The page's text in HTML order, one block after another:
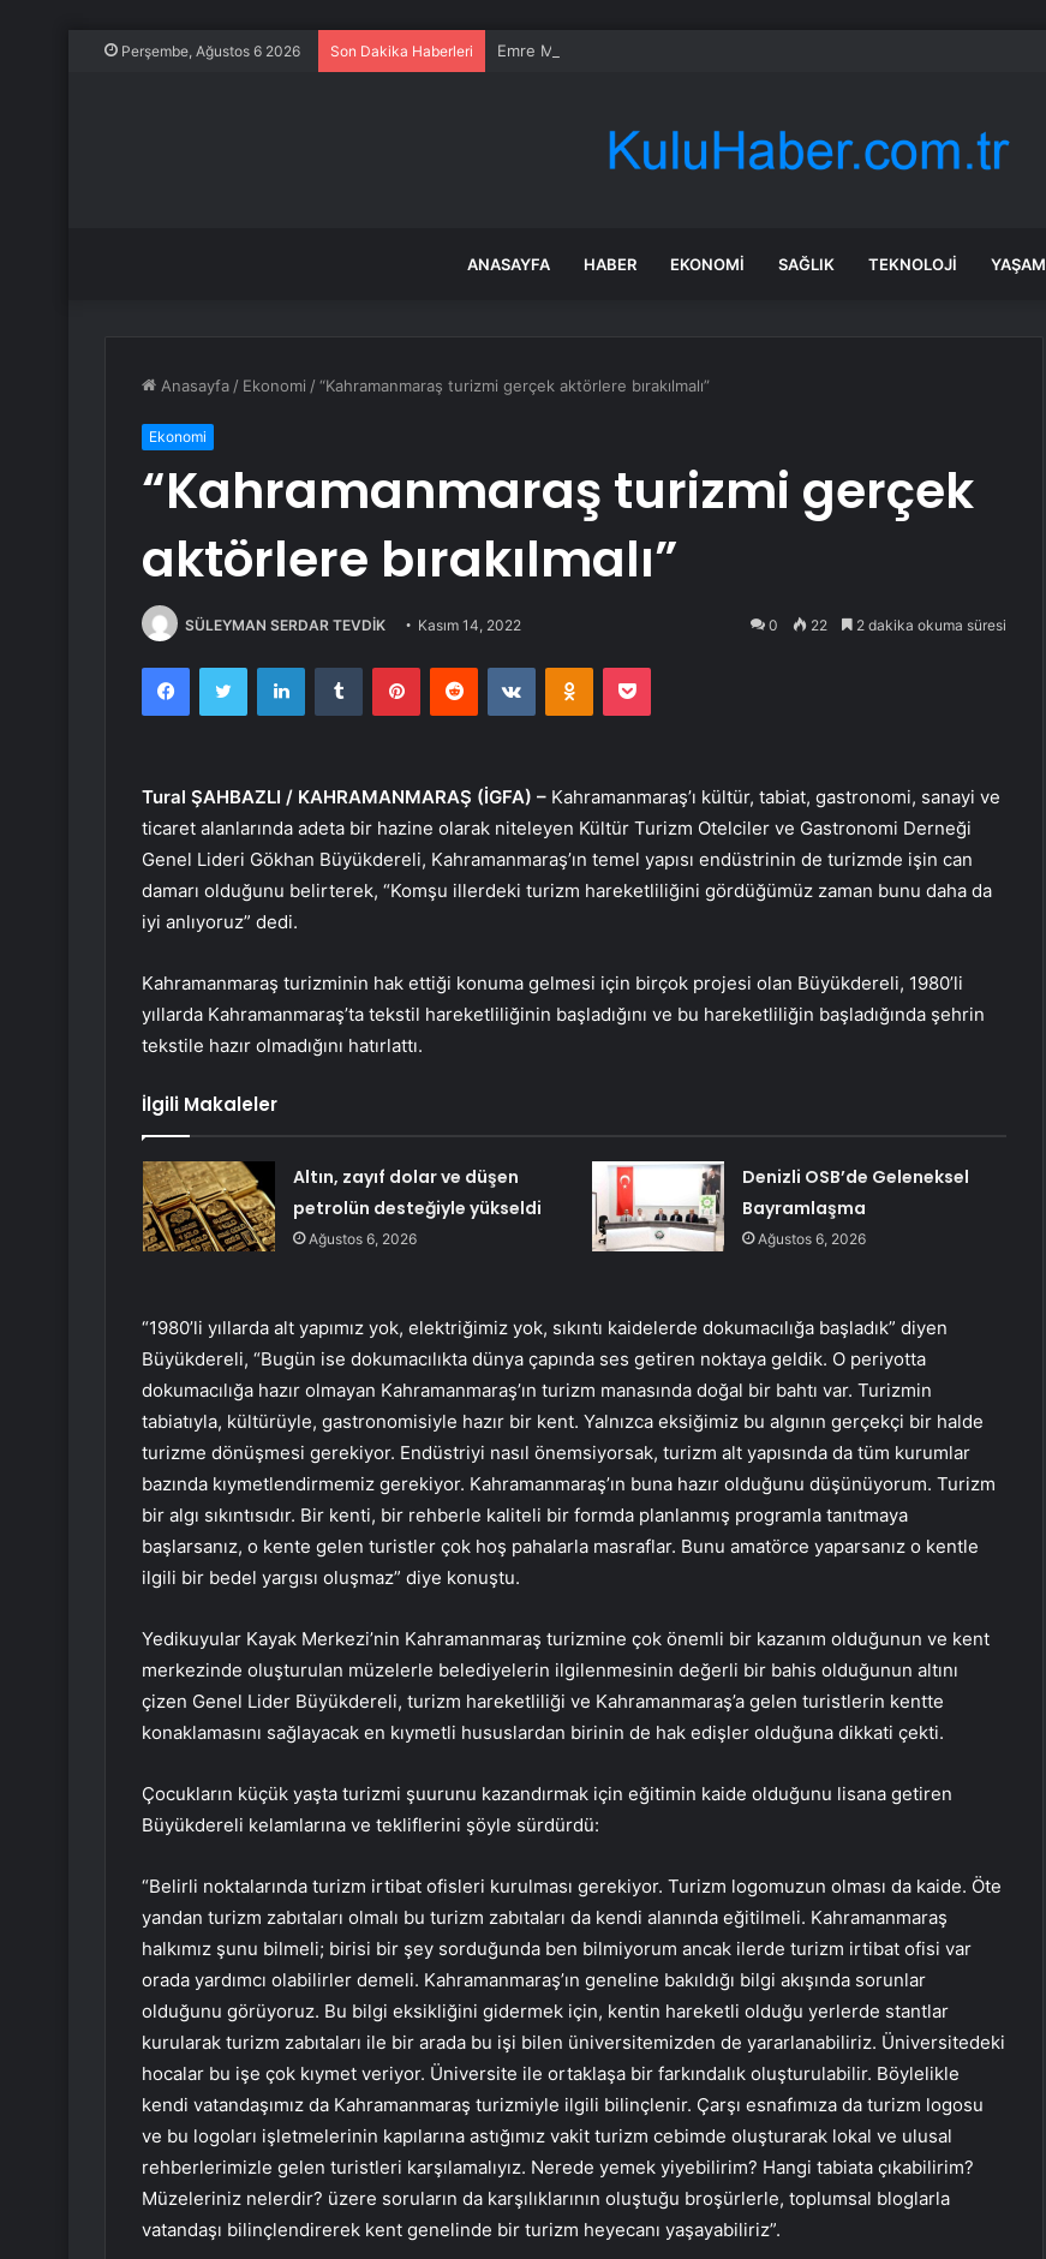
Perşembe, Ağustos 6 2026 Son Dakika Haberleri Emre Matraş, İsmail Yüksek ile evlenen kızının nikahına itiraz etti
ANASAYFA HABER EKONOMI SAĞLIK TEKNOLOJI YAŞAM
Anasayfa / Ekonomi /“Kahramanmaraş turizmi gerçek aktörlere bırakılmalı”
Ekonomi
“Kahramanmaraş turizmi gerçek
aktörlere bırakılmalı”
SÜLEYMAN SERDAR TEVDİK Kasım 14, 2022 0 22 2 dakika okuma süresi
FacebookTwitter LinkedInTumblr PinterestReddit VKontakteOdnoklassniki
Pocket
Tural ŞAHBAZLI / KAHRAMANMARAŞ (İGFA) – Kahramanmaraş’ı kültür, tabiat, gastronomi, sanayi ve
ticaret alanlarında adeta bir hazine olarak niteleyen Kültür Turizm Otelciler ve Gastronomi Derneği
Genel Lideri Gökhan Büyükdereli, Kahramanmaraş’ın temel yapısı endüstrinin de turizmde işin can
damarı olduğunu belirterek, “Komşu illerdeki turizm hareketliliğini gördüğümüz zaman bunu daha da
iyi anlıyoruz” dedi.
Kahramanmaraş turizminin hak ettiği konuma gelmesi için birçok projesi olan Büyükdereli, 1980’li
yıllarda Kahramanmaraş’ta tekstil hareketliliğinin başladığını ve bu hareketliliğin başladığında şehrin
tekstile hazır olmadığını hatırlattı.
İlgili Makaleler
Altın, zayıf dolar ve düşen
petrolün desteğiyle yükseldi
Ağustos 6, 2026
Denizli OSB’de Geleneksel
Bayramlaşma
Ağustos 6, 2026
“1980’li yıllarda alt yapımız yok, elektriğimiz yok, sıkıntı kaidelerde dokumacılığa başladık” diyen
Büyükdereli, “Bugün ise dokumacılıkta dünya çapında ses getiren noktaya geldik. O periyotta
dokumacılığa hazır olmayan Kahramanmaraş’ın turizm manasında doğal bir bahtı var. Turizmin
tabiatıyla, kültürüyle, gastronomisiyle hazır bir kent. Yalnızca eksiğimiz bu algının gerçekçi bir halde
turizme dönüşmesi gerekiyor. Endüstriyi nasıl önemsiyorsak, turizm alt yapısında da tüm kurumlar
bazında kıymetlendirmemiz gerekiyor. Kahramanmaraş’ın buna hazır olduğunu düşünüyorum. Turizm
bir algı sıkıntısıdır. Bir kenti, bir rehberle kaliteli bir formda planlanmış programla tanıtmaya
başlarsanız, o kente gelen turistler çok hoş pahalarla masraflar. Bunu amatörce yaparsanız o kentle
ilgili bir bedel yargısı oluşmaz” diye konuştu.
Yedikuyular Kayak Merkezi’nin Kahramanmaraş turizmine çok önemli bir kazanım olduğunun ve kent
merkezinde oluşturulan müzelerle belediyelerin ilgilenmesinin değerli bir bahis olduğunun altını
çizen Genel Lider Büyükdereli, turizm hareketliliği ve Kahramanmaraş’a gelen turistlerin kentte
konaklamasını sağlayacak en kıymetli hususlardan birinin de hak edişler olduğuna dikkati çekti.
Çocukların küçük yaşta turizmi şuurunu kazandırmak için eğitimin kaide olduğunu lisana getiren
Büyükdereli kelamlarına ve tekliflerini şöyle sürdürdü:
“Belirli noktalarında turizm irtibat ofisleri kurulması gerekiyor. Turizm logomuzun olması da kaide. Öte
yandan turizm zabıtaları olmalı bu turizm zabıtaları da kendi alanında eğitilmeli. Kahramanmaraş
halkımız şunu bilmeli; birisi bir şey sorduğunda ben bilmiyorum ancak ilerde turizm irtibat ofisi var
orada yardımcı olabilirler demeli. Kahramanmaraş’ın geneline bakıldığı bilgi akışında sorunlar
olduğunu görüyoruz. Bu bilgi eksikliğini gidermek için, kentin hareketli olduğu yerlerde stantlar
kurularak turizm zabıtaları ile bir arada bu işi bilen üniversitemizden de yararlanabiliriz. Üniversitedeki
hocalar bu işe çok kıymet veriyor. Üniversite ile ortaklaşa bir farkındalık oluşturulabilir. Böylelikle
kendi vatandaşımız da Kahramanmaraş turizmiyle ilgili bilinçlenir. Çarşı esnafımıza da turizm logosu
ve bu logoları işletmelerinin kapılarına astığımız vakit turizm cebimde oluşturarak lokal ve ulusal
rehberlerimizle gelen turistleri karşılamalıyız. Nerede yemek yiyebilirim? Hangi tabiata çıkabilirim?
Müzeleriniz nelerdir? üzere soruların da karşılıklarının oluştuğu broşürlerle, toplumsal bloglarla
vatandaşı bilinçlendirerek kent genelinde bir turizm heyecanı yaşayabiliriz”.